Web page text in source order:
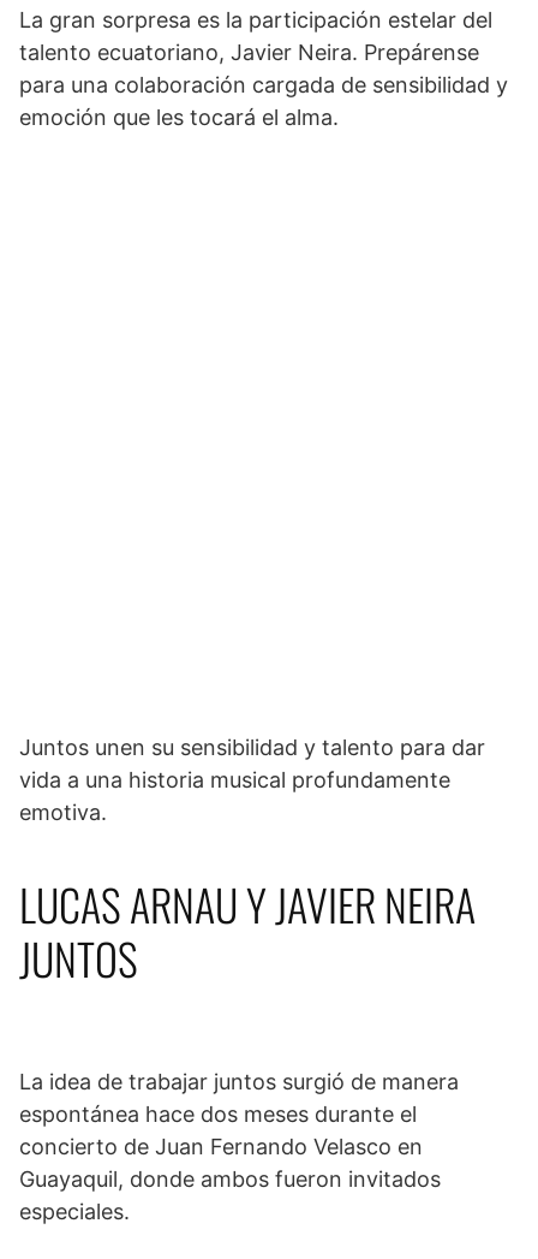
La gran sorpresa es la participación estelar del
talento ecuatoriano, Javier Neira. Prepárense
para una colaboración cargada de sensibilidad y
emoción que les tocará el alma.
Juntos unen su sensibilidad y talento para dar
vida a una historia musical profundamente
emotiva.
LUCAS ARNAU Y JAVIER NEIRA
JUNTOS
La idea de trabajar juntos surgió de manera
espontánea hace dos meses durante el
concierto de Juan Fernando Velasco en
Guayaquil, donde ambos fueron invitados
especiales.